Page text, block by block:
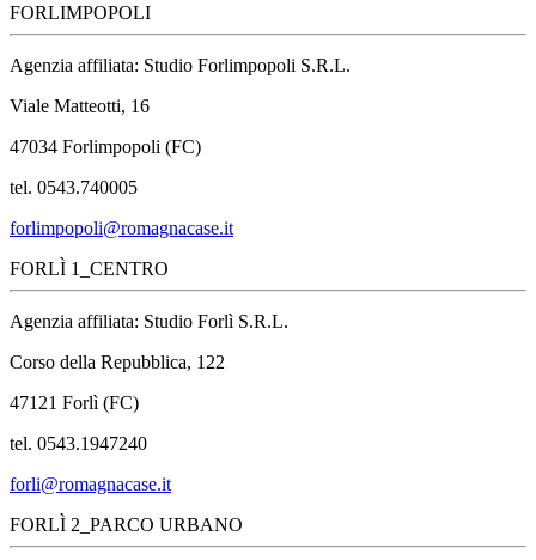
FORLIMPOPOLI
Agenzia affiliata: Studio Forlimpopoli S.R.L.
Viale Matteotti, 16
47034 Forlimpopoli (FC)
tel. 0543.740005
forlimpopoli@romagnacase.it
FORLÌ 1_CENTRO
Agenzia affiliata: Studio Forlì S.R.L.
Corso della Repubblica, 122
47121 Forlì (FC)
tel. 0543.1947240
forli@romagnacase.it
FORLÌ 2_PARCO URBANO